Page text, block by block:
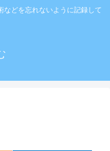
などを忘れないように記録して